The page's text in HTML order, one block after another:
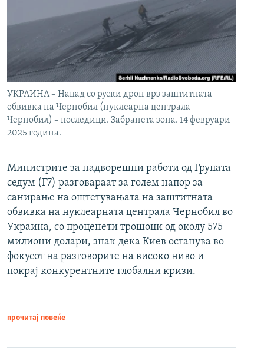
УКРАИНА – Напад со руски дрон врз заштитната
обвивка на Чернобил (нуклеарна централа
Чернобил) – последици. Забранета зона. 14 февруари
2025 година.
Министрите за надворешни работи од Групата
седум (Г7) разговараат за голем напор за
санирање на оштетувањата на заштитната
обвивка на нуклеарната централа Чернобил во
Украина, со проценети трошоци од околу 575
милиони долари, знак дека Киев останува во
фокусот на разговорите на високо ниво и
покрај конкурентните глобални кризи.
прочитај повеќе